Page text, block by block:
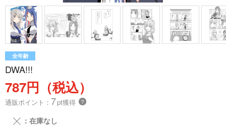
全年齢
DWA!!!
787円（税込）
通販ポイント： 7pt獲得 ？
╳ ：在庫なし